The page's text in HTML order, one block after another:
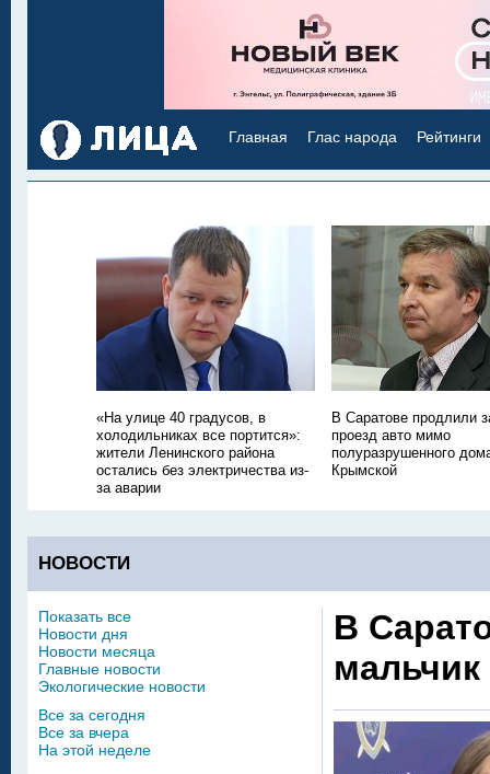
Главная Глас народа Рейтинги
«На улице 40 градусов, в
холодильниках все портится»:
жители Ленинского района
остались без электричества из-
за аварии
В Саратове продлили
проезд авто мимо
полуразрушенного
Крымской
НОВОСТИ
В
мальчик
Показать все
Новости дня
Новости месяца
Главные новости
Экологические новости
Все за сегодня
Все за вчера
На этой неделе